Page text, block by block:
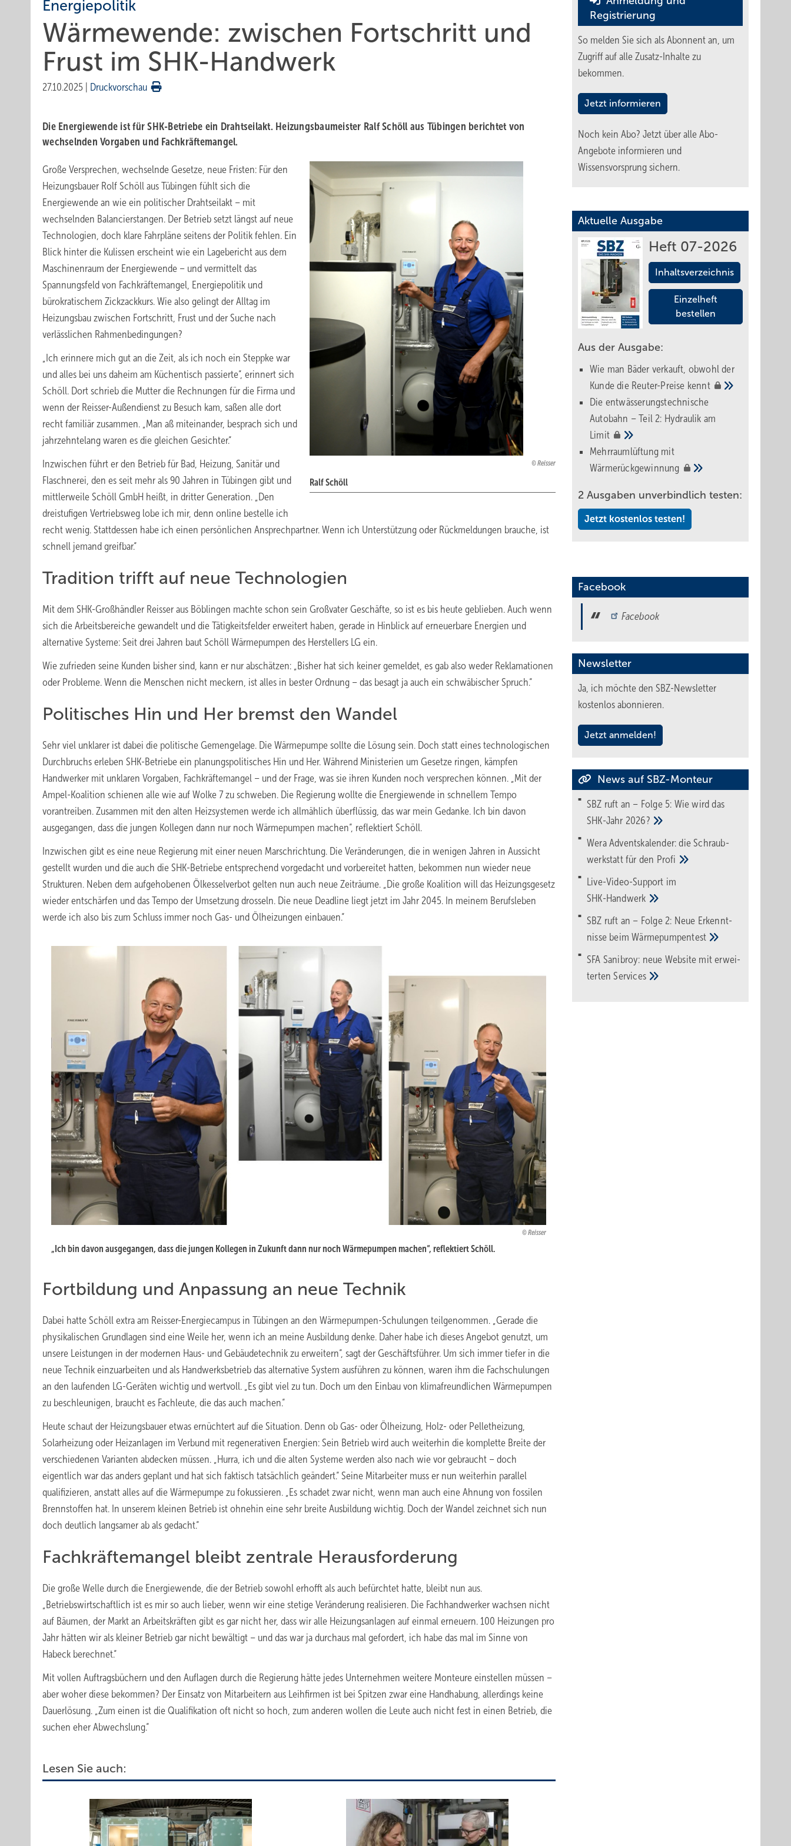
Energiepolitik
Wärmewende: zwi­schen Fort­schritt und
Frust im SHK-Hand­werk
27.10.2025 Druckvorschau
Die Energiewende ist für SHK-Betriebe ein Drahtseilakt. Heizungsbaumeister Ralf Schöll aus Tübingen berichtet von
wechselnden Vorgaben und Fachkräftemangel.
Reisser
Ralf Schöll
Große Versprechen, wechselnde Gesetze, neue Fristen: Für den
Heizungsbauer Rolf Schöll aus Tübingen fühlt sich die
Energiewende an wie ein politischer Drahtseilakt – mit
wechselnden Balancierstangen. Der Betrieb setzt längst auf neue
Technologien, doch klare Fahrpläne seitens der Politik fehlen. Ein
Blick hinter die Kulissen erscheint wie ein Lagebericht aus dem
Maschinenraum der Energiewende – und vermittelt das
Spannungsfeld von Fachkräftemangel, Energiepolitik und
bürokratischem Zickzackkurs. Wie also gelingt der Alltag im
Heizungsbau zwischen Fortschritt, Frust und der Suche nach
verlässlichen Rahmenbedingungen?
„Ich erinnere mich gut an die Zeit, als ich noch ein Steppke war
und alles bei uns daheim am Küchentisch passierte“, erinnert sich
Schöll. Dort schrieb die Mutter die Rechnungen für die Firma und
wenn der Reisser-Außendienst zu Besuch kam, saßen alle dort
recht familiär zusammen. „Man aß miteinander, besprach sich und
jahrzehntelang waren es die gleichen Gesichter.“
Inzwischen führt er den Betrieb für Bad, Heizung, Sanitär und
Flaschnerei, den es seit mehr als 90 Jahren in Tübingen gibt und
mittlerweile Schöll GmbH heißt, in dritter Generation. „Den
dreistufigen Vertriebsweg lobe ich mir, denn online bestelle ich
recht wenig. Stattdessen habe ich einen persönlichen Ansprechpartner. Wenn ich Unterstützung oder Rückmeldungen brauche, ist
schnell jemand greifbar.“
Tradition trifft auf neue Technologien
Mit dem SHK-Großhändler Reisser aus Böblingen machte schon sein Großvater Geschäfte, so ist es bis heute geblieben. Auch wenn
sich die Arbeitsbereiche gewandelt und die Tätigkeitsfelder erweitert haben, gerade in Hinblick auf erneuerbare Energien und
alternative Systeme: Seit drei Jahren baut Schöll Wärmepumpen des Herstellers LG ein.
Wie zufrieden seine Kunden bisher sind, kann er nur abschätzen: „Bisher hat sich keiner gemeldet, es gab also weder Reklamationen
oder Probleme. Wenn die Menschen nicht meckern, ist alles in bester Ordnung – das besagt ja auch ein schwäbischer Spruch.“
Politisches Hin und Her bremst den Wandel
Sehr viel unklarer ist dabei die politische Gemengelage. Die Wärmepumpe sollte die Lösung sein. Doch statt eines technologischen
Durchbruchs erleben SHK-Betriebe ein planungspolitisches Hin und Her. Während Ministerien um Gesetze ringen, kämpfen
Handwerker mit unklaren Vorgaben, Fachkräftemangel – und der Frage, was sie ihren Kunden noch versprechen können. „Mit der
Ampel-Koalition schienen alle wie auf Wolke 7 zu schweben. Die Regierung wollte die Energiewende in schnellem Tempo
vorantreiben. Zusammen mit den alten Heizsystemen werde ich allmählich überflüssig, das war mein Gedanke. Ich bin davon
ausgegangen, dass die jungen Kollegen dann nur noch Wärmepumpen machen“, reflektiert Schöll.
Inzwischen gibt es eine neue Regierung mit einer neuen Marschrichtung. Die Veränderungen, die in wenigen Jahren in Aussicht
gestellt wurden und die auch die SHK-Betriebe entsprechend vorgedacht und vorbereitet hatten, bekommen nun wieder neue
Strukturen. Neben dem aufgehobenen Ölkesselverbot gelten nun auch neue Zeiträume. „Die große Koalition will das Heizungsgesetz
wieder entschärfen und das Tempo der Umsetzung drosseln. Die neue Deadline liegt jetzt im Jahr 2045. In meinem Berufsleben
werde ich also bis zum Schluss immer noch Gas- und Ölheizungen einbauen.“
Reisser
„Ich bin davon ausgegangen, dass die jungen Kollegen in Zukunft dann nur noch Wärmepumpen machen“, reflektiert Schöll.
Fortbildung und Anpassung an neue Technik
Dabei hatte Schöll extra am Reisser-Energiecampus in Tübingen an den Wärmepumpen-Schulungen teilgenommen. „Gerade die
physikalischen Grundlagen sind eine Weile her, wenn ich an meine Ausbildung denke. Daher habe ich dieses Angebot genutzt, um
unsere Leistungen in der modernen Haus- und Gebäudetechnik zu erweitern“, sagt der Geschäftsführer. Um sich immer tiefer in die
neue Technik einzuarbeiten und als Handwerksbetrieb das alternative System ausführen zu können, waren ihm die Fachschulungen
an den laufenden LG-Geräten wichtig und wertvoll. „Es gibt viel zu tun. Doch um den Einbau von klimafreundlichen Wärmepumpen
zu beschleunigen, braucht es Fachleute, die das auch machen.“
Heute schaut der Heizungsbauer etwas ernüchtert auf die Situation. Denn ob Gas- oder Ölheizung, Holz- oder Pelletheizung,
Solarheizung oder Heizanlagen im Verbund mit regenerativen Energien: Sein Betrieb wird auch weiterhin die komplette Breite der
verschiedenen Varianten abdecken müssen. „Hurra, ich und die alten Systeme werden also nach wie vor gebraucht – doch
eigentlich war das anders geplant und hat sich faktisch tatsächlich geändert.“ Seine Mitarbeiter muss er nun weiterhin parallel
qualifizieren, anstatt alles auf die Wärmepumpe zu fokussieren. „Es schadet zwar nicht, wenn man auch eine Ahnung von fossilen
Brennstoffen hat. In unserem kleinen Betrieb ist ohnehin eine sehr breite Ausbildung wichtig. Doch der Wandel zeichnet sich nun
doch deutlich langsamer ab als gedacht.“
Fachkräftemangel bleibt zentrale Herausforderung
Die große Welle durch die Energiewende, die der Betrieb sowohl erhofft als auch befürchtet hatte, bleibt nun aus.
„Betriebswirtschaftlich ist es mir so auch lieber, wenn wir eine stetige Veränderung realisieren. Die Fachhandwerker wachsen nicht
auf Bäumen, der Markt an Arbeitskräften gibt es gar nicht her, dass wir alle Heizungsanlagen auf einmal erneuern. 100 Heizungen pro
Jahr hätten wir als kleiner Betrieb gar nicht bewältigt – und das war ja durchaus mal gefordert, ich habe das mal im Sinne von
Habeck berechnet.“
Mit vollen Auftragsbüchern und den Auflagen durch die Regierung hätte jedes Unternehmen weitere Monteure einstellen müssen –
aber woher diese bekommen? Der Einsatz von Mitarbeitern aus Leihfirmen ist bei Spitzen zwar eine Handhabung, allerdings keine
Dauerlösung. „Zum einen ist die Qualifikation oft nicht so hoch, zum anderen wollen die Leute auch nicht fest in einen Betrieb, die
suchen eher Abwechslung.“
Lesen Sie auch:
Registrierung
So melden Sie sich als Abonnent an, um
Zugriff auf alle Zusatz-Inhalte zu
bekommen.
Jetzt informieren
Noch kein Abo? Jetzt über alle Abo-
Angebote informieren und
Wissensvorsprung sichern.
Aktuelle Ausgabe
Heft 07-2026
Inhaltsverzeichnis
Einzelheft
bestellen
Aus der Ausgabe:
Wie man Bäder verkauft, obwohl der
Kunde die Reuter-Preise kennt
Die entwässerungstechnische
Autobahn – Teil 2: Hydraulik am
Limit
Mehrraumlüftung mit
Wärmerückgewinnung
2 Ausgaben unverbindlich testen:
Jetzt kostenlos testen!
Facebook
Facebook
Newsletter
Ja, ich möchte den SBZ-Newsletter
kostenlos abonnieren.
Jetzt anmelden!
News auf SBZ-Monteur
SBZ ruft an – Folge 5: Wie wird das
SHK-Jahr 2026?
Wera Adventskalender: die Schraub­
werk­statt für den Pro­fi
Live-Video-Support im
SHK-Handwerk
SBZ ruft an – Folge 2: Neue Erkennt­
nisse beimWärme­pumpen­test
SFA Sanibroy: neue Web­site mit erwei­
tertenServices